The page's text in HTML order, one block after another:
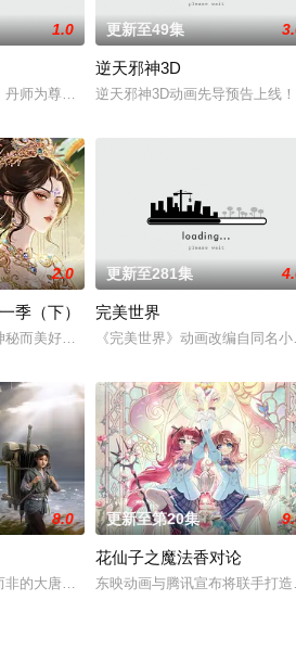
锈剑掀翻整片武道世界。双武魂同步觉醒，
女韶月奉命成婚。两人在洞房夜发起暗杀，
1.0
师为尊；双生武脉，再现世间！醉卧美人膝
更新至49集
逆天邪神3D
逆天邪神3D动画先导预告上线
首的“星之队”和在校生们，在与学长们的奇
体内意外觉醒神力，被选中成为神秘至强功
2.0
季（下）
秘而美好的叶罗丽仙境。这里的仙子因自然
更新至281集
完美世界
《完美世界》动画改编自同名
小队，与伙伴再度开启一场与古神教会的崭
8.0
的大唐世界，却发现此处为处处惊险的修
更新至第20集
花仙子之魔法香对论
东映动画与腾讯宣布将联手打